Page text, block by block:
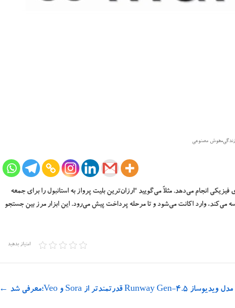
،هوش مصنوعی
انجام می‌دهد. مثلاً می‌گویید “ارزان‌ترین بلیت پرواز به استانبول را برای جمعه
می‌کند، وارد اکانت می‌شود و تا مرحله پرداخت پیش می‌رود. این ابزار مرز بین جستجو
امتیاز بدهید
مدل ویدیوساز Runway Gen-4.5 قدرتمندتر از Sora و Veo؛معرفی شد ←